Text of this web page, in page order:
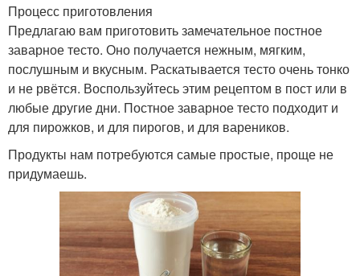
Процесс приготовления
Предлагаю вам приготовить замечательное постное
заварное тесто. Оно получается нежным, мягким,
послушным и вкусным. Раскатывается тесто очень тонко
и не рвётся. Воспользуйтесь этим рецептом в пост или в
любые другие дни. Постное заварное тесто подходит и
для пирожков, и для пирогов, и для вареников.
Продукты нам потребуются самые простые, проще не
придумаешь.